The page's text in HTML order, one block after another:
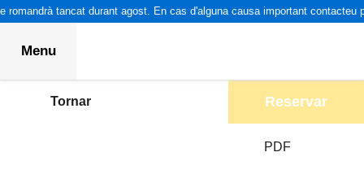
romandrà tancat durant agost. En cas d'alguna causa important contacteu
Menu
Tornar Reservar
PDF